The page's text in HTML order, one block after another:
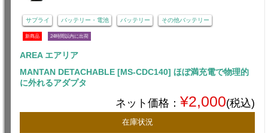
サプライ バッテリー・電池 バッテリー その他バッテリー
新商品 24時間以内に出荷
AREA エアリア
MANTAN DETACHABLE [MS-CDC140] ほぼ満充電で物理的
に外れるアダプタ
ネット価格： ¥2,000(税込)
在庫状況